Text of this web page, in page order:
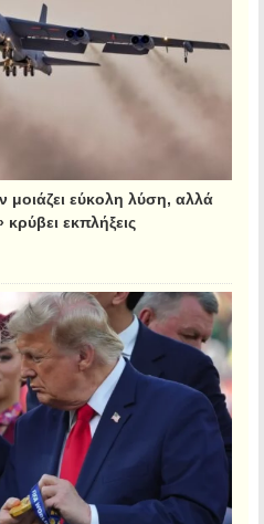
μοιάζει εύκολη λύση, αλλά
εκπλήξεις